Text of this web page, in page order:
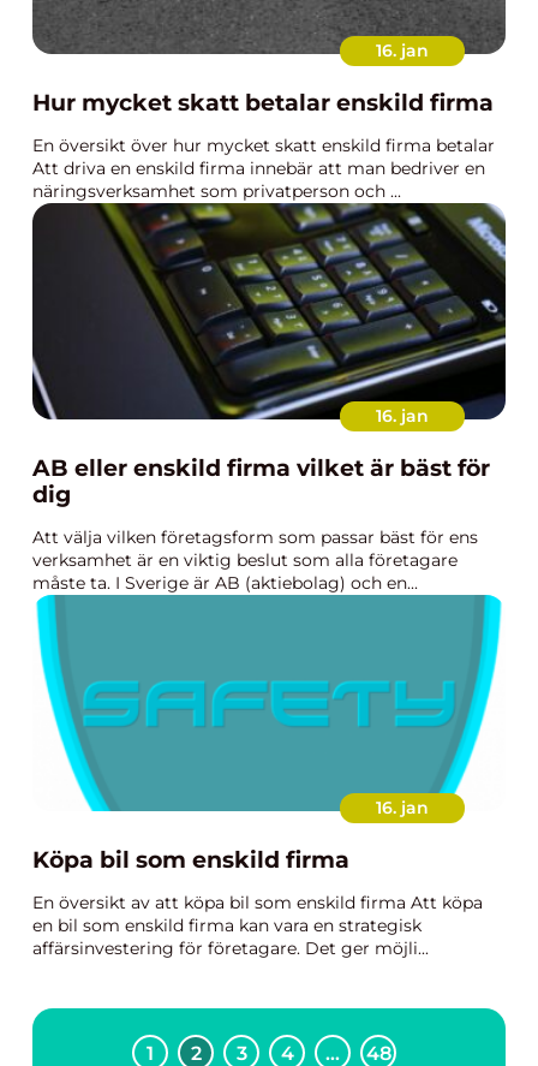
16. jan
Hur mycket skatt betalar enskild firma
En översikt över hur mycket skatt enskild firma betalar
Att driva en enskild firma innebär att man bedriver en
näringsverksamhet som privatperson och ...
16. jan
AB eller enskild firma vilket är bäst för
dig
Att välja vilken företagsform som passar bäst för ens
verksamhet är en viktig beslut som alla företagare
måste ta. I Sverige är AB (aktiebolag) och en...
16. jan
Köpa bil som enskild firma
En översikt av att köpa bil som enskild firma Att köpa
en bil som enskild firma kan vara en strategisk
affärsinvestering för företagare. Det ger möjli...
1 2 3 4 … 48